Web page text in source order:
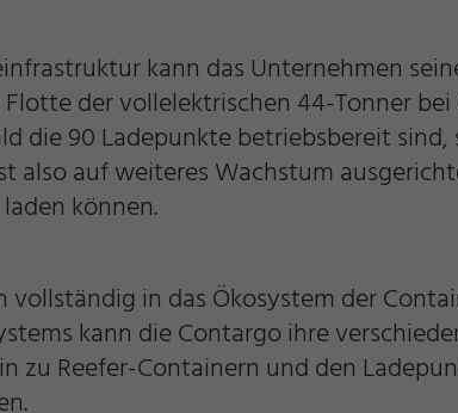
kann das Unternehmen
der vollelektrischen 44-Tonner
die 90 Ladepunkte betriebsbereit
also auf weiteres Wachstum
können.
vollständig in das Ökosystem der
kann die Contargo ihre
zu Reefer-Containern und den
Ablehnen